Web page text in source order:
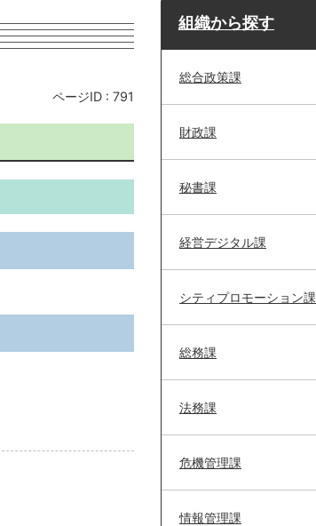
ページID : 791
組織から探す
総合政策課
財政課
秘書課
経営デジタル課
シティプロモーション課
総務課
法務課
危機管理課
情報管理課